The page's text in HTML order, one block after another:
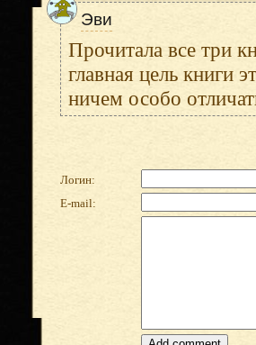
Эви
Прочитала все три
главная цель
ничем особо
Логин:
E-mail: